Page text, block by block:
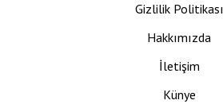
Gizlilik Politikası
Hakkımızda
İletişim
Künye